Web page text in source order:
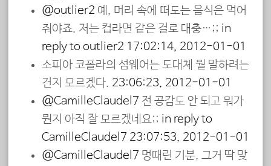
@outlier2 예, 머리 속에 떠도는 음식은 먹어
줘야죠. 저는 컵라면 같은 걸로 대충…;; in
reply to outlier2 17:02:14, 2012-01-01
소피아 코폴라의 섬웨어는 도대체 뭘 말하려는
건지 모르겠다. 23:06:23, 2012-01-01
@CamilleClaudel7 전 공감도 안 되고 뭐가
뭔지 아직 잘 모르겠네요;; in reply to
CamilleClaudel7 23:07:53, 2012-01-01
@CamilleClaudel7 멍때린 기분, 그거 딱 맞